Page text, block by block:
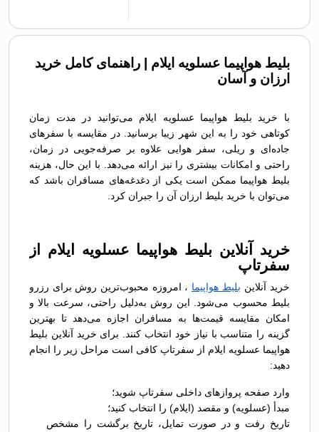
بلیط هواپیما عسلویه ایلام | راهنمای کامل خرید
ارزان و آسان
با خرید بلیط هواپیما عسلویه ایلام می‌توانید در مدت زمان
کوتاهی خود را به این شهر زیبا برسانید. در مقایسه با سفرهای
جاده‌ای و ریلی، سفر هوایی علاوه بر صرفه‌جویی در زمان،
راحتی و امکانات بیشتری را نیز ارائه می‌دهد. با این حال، هزینه
بلیط هواپیما ممکن است یکی از دغدغه‌های مسافران باشد که
می‌توان با خرید بلیط ارزان آن را جبران کرد.
خرید آنلاین بلیط هواپیما عسلویه ایلام از
سفرتاپ
خرید آنلاین بلیط هواپیما ، امروزه محبوب‌ترین روش برای رزرو
بلیط محسوب می‌شود. این روش به‌دلیل راحتی، سرعت بالا و
امکان مقایسه قیمت‌ها به مسافران اجازه می‌دهد تا بهترین
گزینه را متناسب با نیاز خود انتخاب کنند. برای خرید آنلاین بلیط
هواپیما عسلویه ایلام از سفرتاپ کافی است مراحل زیر را انجام
دهید:
وارد صفحه پروازهای داخلی سفرتاپ شوید؛
مبدأ (عسلویه) و مقصد (ایلام) را انتخاب کنید؛
تاریخ رفت و در صورت تمایل، تاریخ برگشت را مشخص